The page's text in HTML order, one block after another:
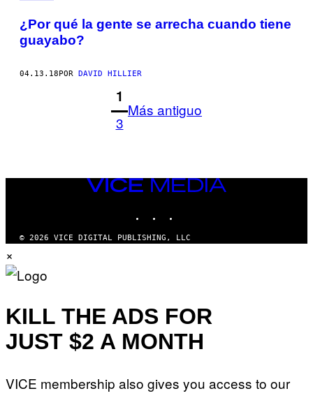
¿Por qué la gente se arrecha cuando tiene
guayabo?
04.13.18POR DAVID HILLIER
1
3
Más antiguo
VICE
MEDIA
© 2026 VICE DIGITAL PUBLISHING, LLC
×
KILL THE ADS FOR
JUST $2 A MONTH
VICE membership also gives you access to our